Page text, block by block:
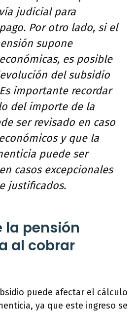
judicial para
Por otro lado, si el
supone
es posible
del subsidio
importante recordar
del importe de la
ser revisado en caso
y que la
puede ser
casos excepcionales
justificados.
la pensión
al cobrar
puede afectar el cálculo
ya que este ingreso se